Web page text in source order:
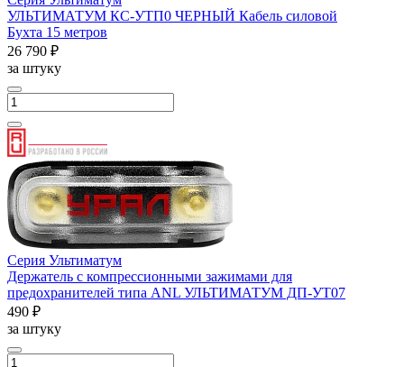
УЛЬТИМАТУМ КС-УTП0 ЧЕРНЫЙ Кабель силовой
Бухта 15 метров
26 790 ₽
за штуку
Серия Ультиматум
Держатель с компрессионными зажимами для
предохранителей типа ANL УЛЬТИМАТУМ ДП-УТ07
490 ₽
за штуку